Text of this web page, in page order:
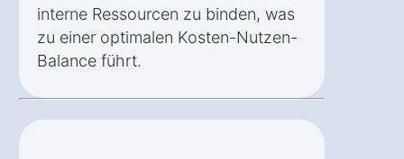
interne Ressourcen zu binden, was
zu einer optimalen Kosten-Nutzen-
Balance führt.